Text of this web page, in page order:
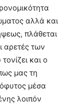
αλλά και
πλάθεται
αρετές των
και ο
μας τη
μέσα
λοιπόν